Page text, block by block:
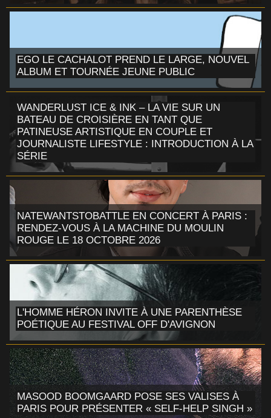
EGO LE CACHALOT PREND LE LARGE, NOUVEL
ALBUM ET TOURNÉE JEUNE PUBLIC
WANDERLUST ICE & INK – LA VIE SUR UN
BATEAU DE CROISIÈRE EN TANT QUE
PATINEUSE ARTISTIQUE EN COUPLE ET
JOURNALISTE LIFESTYLE : INTRODUCTION À LA
SÉRIE
NATEWANTSTOBATTLE EN CONCERT À PARIS :
RENDEZ-VOUS À LA MACHINE DU MOULIN
ROUGE LE 18 OCTOBRE 2026
L'HOMME HÉRON INVITE À UNE PARENTHÈSE
POÉTIQUE AU FESTIVAL OFF D'AVIGNON
MASOOD BOOMGAARD POSE SES VALISES À
PARIS POUR PRÉSENTER « SELF-HELP SINGH »